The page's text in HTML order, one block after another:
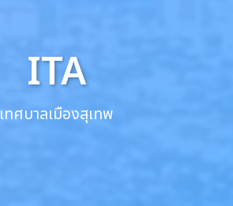
ITA
เทศบาลเมืองสุเทพ